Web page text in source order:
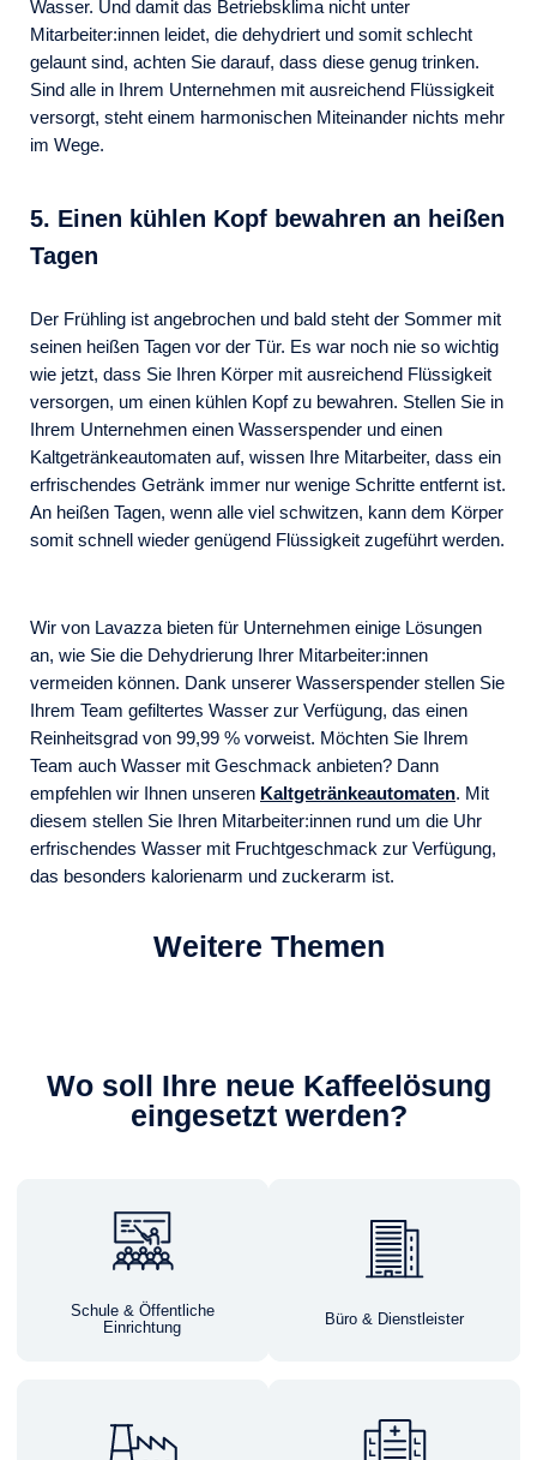
Wasser. Und damit das Betriebsklima nicht unter
Mitarbeiter:innen leidet, die dehydriert und somit schlecht
gelaunt sind, achten Sie darauf, dass diese genug trinken.
Sind alle in Ihrem Unternehmen mit ausreichend Flüssigkeit
versorgt, steht einem harmonischen Miteinander nichts mehr
im Wege.
5. Einen kühlen Kopf bewahren an heißen
Tagen
Der Frühling ist angebrochen und bald steht der Sommer mit
seinen heißen Tagen vor der Tür. Es war noch nie so wichtig
wie jetzt, dass Sie Ihren Körper mit ausreichend Flüssigkeit
versorgen, um einen kühlen Kopf zu bewahren. Stellen Sie in
Ihrem Unternehmen einen Wasserspender und einen
Kaltgetränkeautomaten auf, wissen Ihre Mitarbeiter, dass ein
erfrischendes Getränk immer nur wenige Schritte entfernt ist.
An heißen Tagen, wenn alle viel schwitzen, kann dem Körper
somit schnell wieder genügend Flüssigkeit zugeführt werden.
Wir von Lavazza bieten für Unternehmen einige Lösungen
an, wie Sie die Dehydrierung Ihrer Mitarbeiter:innen
vermeiden können. Dank unserer Wasserspender stellen Sie
Ihrem Team gefiltertes Wasser zur Verfügung, das einen
Reinheitsgrad von 99,99 % vorweist. Möchten Sie Ihrem
Team auch Wasser mit Geschmack anbieten? Dann
empfehlen wir Ihnen unseren Kaltgetränkeautomaten. Mit
diesem stellen Sie Ihren Mitarbeiter:innen rund um die Uhr
erfrischendes Wasser mit Fruchtgeschmack zur Verfügung,
das besonders kalorienarm und zuckerarm ist.
Weitere Themen
Wo soll Ihre neue Kaffeelösung
eingesetzt werden?
Schule & Öffentliche
Einrichtung
Büro & Dienstleister